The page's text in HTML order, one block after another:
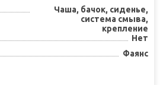
Чаша, бачок, сиденье,
система смыва,
крепление
Нет
Фаянс